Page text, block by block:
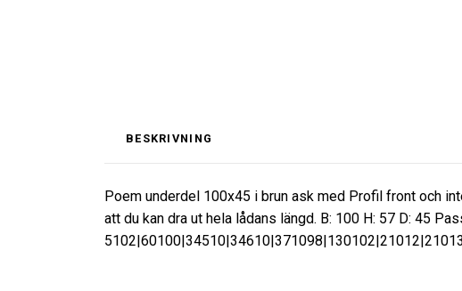
BESKRIVNING
Poem underdel 100x45 i brun ask med Profil front och
att du kan dra ut hela lådans längd. B: 100 H: 57 D: 45